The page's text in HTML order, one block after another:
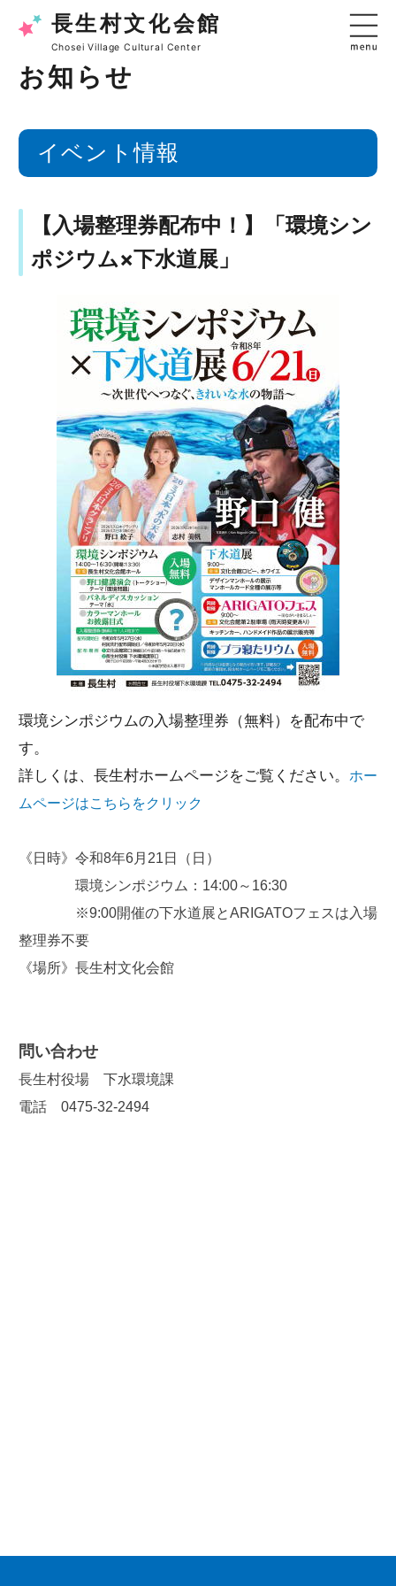
長生村文化会館
Chosei Village Cultural Center
お知らせ
イベント情報
【入場整理券配布中！】「環境シン
ポジウム×下水道展」
環境シンポジウムの入場整理券（無料）を配布中で
す。
詳しくは、長生村ホームページをご覧ください。 ホー
ムページはこちらをクリック
《日時》令和8年6月21日（日）
環境シンポジウム：14:00～16:30
※9:00開催の下水道展とARIGATOフェスは入場
整理券不要
《場所》長生村文化会館
問い合わせ
長生村役場 下水環境課
電話 0475-32-2494